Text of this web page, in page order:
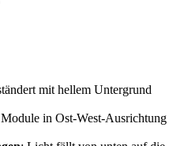
mit hellem Untergrund
in Ost-West-Ausrichtung